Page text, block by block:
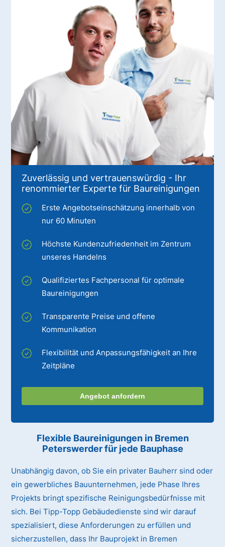
Zuverlässig und vertrauenswürdig - Ihr
renommierter Experte für Baureinigungen
Erste Angebotseinschätzung innerhalb von
nur 60 Minuten
Höchste Kundenzufriedenheit im Zentrum
unseres Handelns
Qualifiziertes Fachpersonal für optimale
Baureinigungen
Transparente Preise und offene
Kommunikation
Flexibilität und Anpassungsfähigkeit an Ihre
Zeitpläne
Angebot anfordern
Flexible Baureinigungen in Bremen
Peterswerderfür jede Bauphase
Unabhängig davon, ob Sie ein privater Bauherr sind oder
ein gewerbliches Bauunternehmen, jede Phase Ihres
Projekts bringt spezifische Reinigungsbedürfnisse mit
sich. Bei Tipp-Topp Gebäudedienste sind wir darauf
spezialisiert, diese Anforderungen zu erfüllen und
sicherzustellen, dass Ihr Bauprojekt in Bremen